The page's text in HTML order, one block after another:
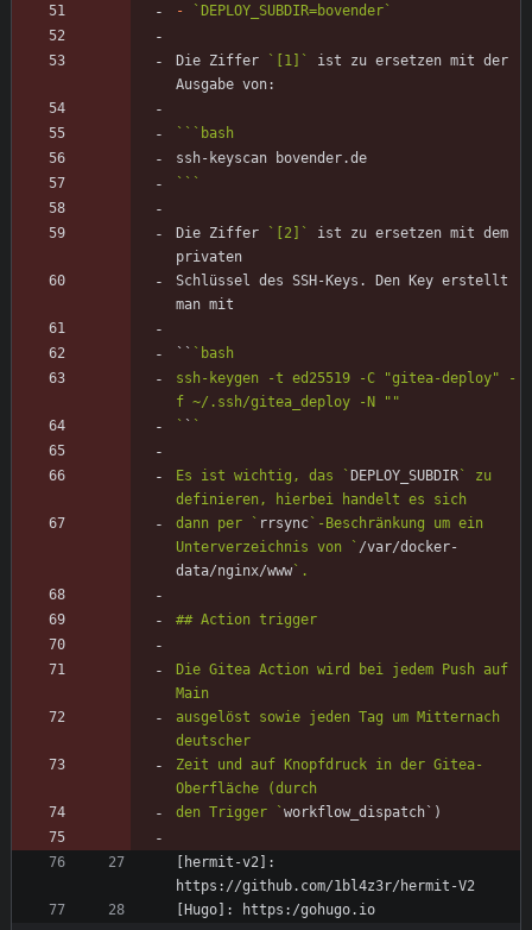
-
`DEPLOY_SUBDIR=bovender`
Die Ziffer `[1]`
ist zu ersetzen mit der
``` bash
```
Die Ziffer `[2]`
ist zu ersetzen mit dem
Schlüssel des SSH-Keys. Den Key erstellt
``
ssh-keygen -t ed25519 -C "gitea-deploy" -
` `
Es ist wichtig, das ` DEPLOY_SUBDIR` zu
dann per ` rrsync`-Beschränkung um ein
Unterverzeichnis von ` /var/docker-
data/nginx/www
Die Gitea Action wird bei jedem Push auf
ausgelöst sowie jeden Tag um Mitternach
Zeit und auf Knopfdruck in der Gitea-
den Trigger `
[hermit-v2]: